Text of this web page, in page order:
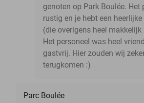
genoten op Park Boulée. Het
rustig en je hebt een
(die overigens heel
Het personeel was heel
gastvrij. Hier zouden wij
terugkomen :)
Parc Boulée